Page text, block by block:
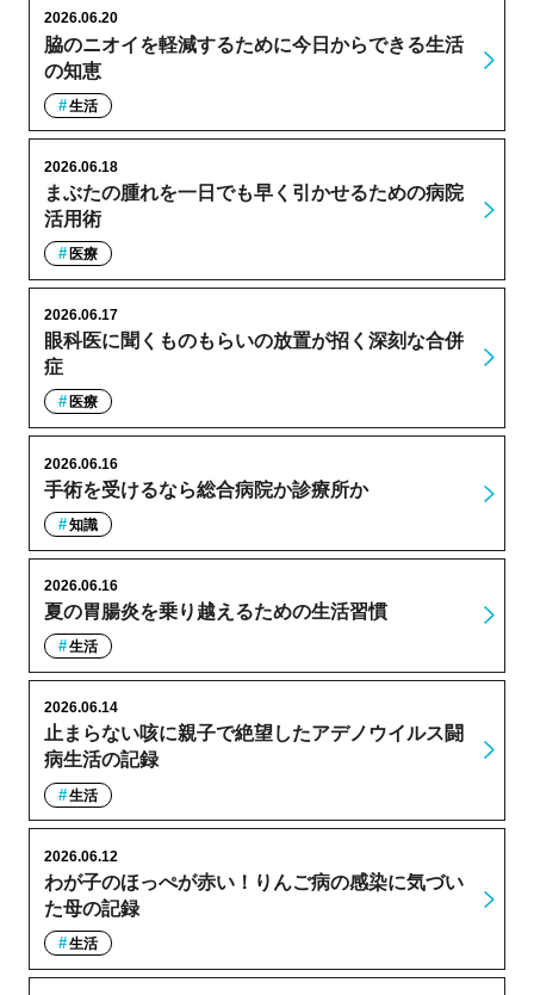
脇のニオイを軽減するために今日からできる生活
の知恵
2026.06.20
生活
まぶたの腫れを一日でも早く引かせるための病院
活用術
2026.06.18
医療
眼科医に聞くものもらいの放置が招く深刻な合併
症
2026.06.17
医療
手術を受けるなら総合病院か診療所か
2026.06.16
知識
夏の胃腸炎を乗り越えるための生活習慣
2026.06.16
生活
止まらない咳に親子で絶望したアデノウイルス闘
病生活の記録
2026.06.14
生活
わが子のほっぺが赤い！りんご病の感染に気づい
た母の記録
2026.06.12
生活